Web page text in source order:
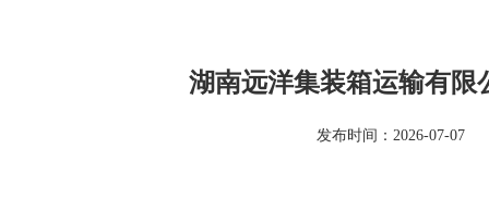
湖南远洋集装箱运输有限
发布时间：2026-07-07